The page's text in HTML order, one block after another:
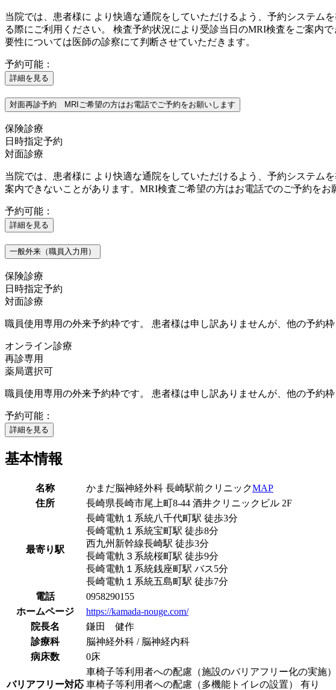
当院では、患者様に より快適な通院をしていただけるよう、予約システム
る際にご利用ください。 検査予約状況により受診当日のMRI検査をご案内
要性については医師の診察にて判断させていただきます。
予約可能：
詳細を見る
対面再診予約 MRIご希望の方はお電話でご予約をお願いします
保険診療
日時指定予約
対面診療
当院では、患者様に より快適な通院をしていただけるよう、予約システム
案内できないことがあります。MRI検査ご希望の方はお電話でのご予約を
予約可能：
詳細を見る
一般外来（職員入力用）
保険診療
日時指定予約
対面診療
職員使用専用の外来予約枠です。 患者様は申し訳ありませんが、他の予約枠
オンライン診療
再診専用
薬局選択可
職員使用専用の外来予約枠です。 患者様は申し訳ありませんが、他の予約枠
予約可能：
詳細を見る
基本情報
名称 かまだ脳神経外科 長崎駅前クリニックMAP
住所
長崎県長崎市尾上町8-44 酒井クリニックビル 2F
最寄り駅
長崎電軌１系統八千代町駅 徒歩3分
長崎電軌１系統宝町駅 徒歩8分
西九州新幹線長崎駅 徒歩3分
長崎電軌３系統桜町駅 徒歩9分
長崎電軌１系統銭座町駅 バス5分
長崎電軌１系統五島町駅 徒歩7分
電話
0958290155
ホームページ
https://kamada-nouge.com/
院長名
鎌田 健作
診療科
脳神経外科 / 脳神経内科
病床数
0床
バリアフリー対応
車椅子等利用者への配慮（施設のバリアフリー化の実施
車椅子等利用者への配慮（多機能トイレの設置） 有り